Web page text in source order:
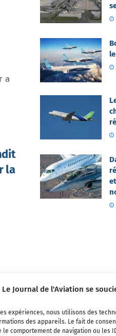
Le Journal de l'Aviation se
expériences, nous utilisons des
des appareils. Le fait de
comportement de navigation ou les
a
la